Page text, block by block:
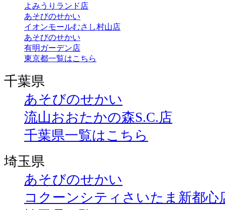
よみうりランド店
あそびのせかい
イオンモールむさし村山店
あそびのせかい
有明ガーデン店
東京都一覧はこちら
千葉県
あそびのせかい
流山おおたかの森S.C.店
千葉県一覧はこちら
埼玉県
あそびのせかい
コクーンシティさいたま新都心